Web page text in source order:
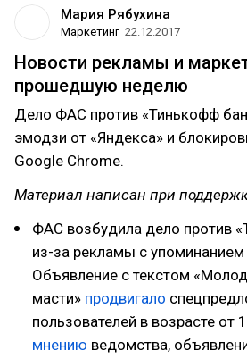
Мария Рябухина
Маркетинг 22.12.2017
Новости рекламы и
прошедшую неделю
Дело ФАС против «Тинькофф
эмодзи от «Яндекса» и
Google Chrome.
Материал написан при
ФАС возбудила дело против
из-за рекламы с
Объявление с текстом
масти» продвигало
пользователей в возрасте от
мнению ведомства,